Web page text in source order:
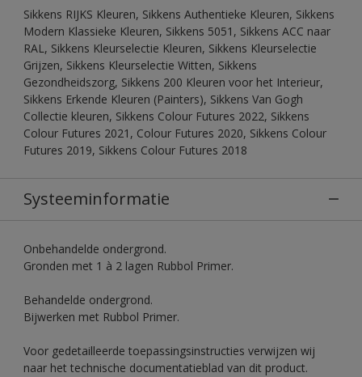
Sikkens RIJKS Kleuren, Sikkens Authentieke Kleuren, Sikkens
Modern Klassieke Kleuren, Sikkens 5051, Sikkens ACC naar
RAL, Sikkens Kleurselectie Kleuren, Sikkens Kleurselectie
Grijzen, Sikkens Kleurselectie Witten, Sikkens
Gezondheidszorg, Sikkens 200 Kleuren voor het Interieur,
Sikkens Erkende Kleuren (Painters), Sikkens Van Gogh
Collectie kleuren, Sikkens Colour Futures 2022, Sikkens
Colour Futures 2021, Colour Futures 2020, Sikkens Colour
Futures 2019, Sikkens Colour Futures 2018
Systeeminformatie
Onbehandelde ondergrond.
Gronden met 1 à 2 lagen Rubbol Primer.
Behandelde ondergrond.
Bijwerken met Rubbol Primer.
Voor gedetailleerde toepassingsinstructies verwijzen wij
naar het technische documentatieblad van dit product.